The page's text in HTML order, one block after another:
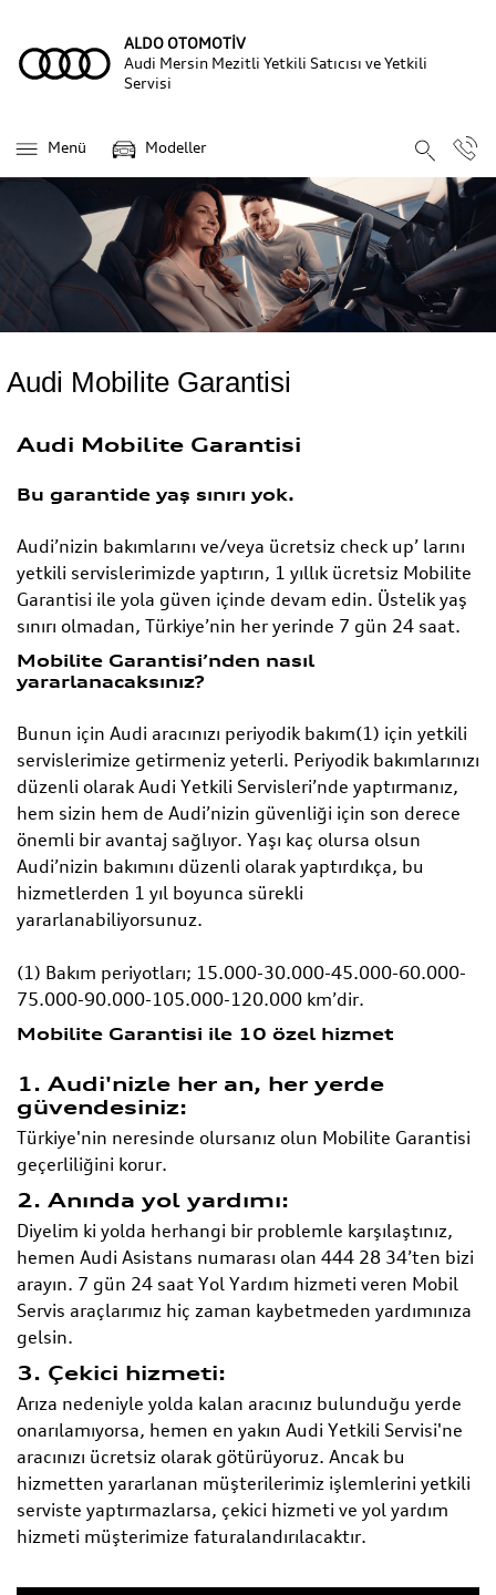
ALDO OTOMOTİV
Audi Mersin Mezitli Yetkili Satıcısı ve Yetkili
Servisi
Menü Modeller
Audi Mobilite Garantisi
Audi Mobilite Garantisi
Bu garantide yaş sınırı yok.
Audi’nizin bakımlarını ve/veya ücretsiz check up’ larını
yetkili servislerimizde yaptırın, 1 yıllık ücretsiz Mobilite
Garantisi ile yola güven içinde devam edin. Üstelik yaş
sınırı olmadan, Türkiye’nin her yerinde 7 gün 24 saat.
Mobilite Garantisi’nden nasıl
yararlanacaksınız?
Bunun için Audi aracınızı periyodik bakım(1) için yetkili
servislerimize getirmeniz yeterli. Periyodik bakımlarınızı
düzenli olarak Audi Yetkili Servisleri’nde yaptırmanız,
hem sizin hem de Audi’nizin güvenliği için son derece
önemli bir avantaj sağlıyor. Yaşı kaç olursa olsun
Audi’nizin bakımını düzenli olarak yaptırdıkça, bu
hizmetlerden 1 yıl boyunca sürekli
yararlanabiliyorsunuz.
(1) Bakım periyotları; 15.000-30.000-45.000-60.000-
75.000-90.000-105.000-120.000 km’dir.
Mobilite Garantisi ile 10 özel hizmet
1. Audi'nizle her an, her yerde
güvendesiniz:
Türkiye'nin neresinde olursanız olun Mobilite Garantisi
geçerliliğini korur.
2. Anında yol yardımı:
Diyelim ki yolda herhangi bir problemle karşılaştınız,
hemen Audi Asistans numarası olan 444 28 34’ten bizi
arayın. 7 gün 24 saat Yol Yardım hizmeti veren Mobil
Servis araçlarımız hiç zaman kaybetmeden yardımınıza
gelsin.
3. Çekici hizmeti:
Arıza nedeniyle yolda kalan aracınız bulunduğu yerde
onarılamıyorsa, hemen en yakın Audi Yetkili Servisi'ne
aracınızı ücretsiz olarak götürüyoruz. Ancak bu
hizmetten yararlanan müşterilerimiz işlemlerini yetkili
serviste yaptırmazlarsa, çekici hizmeti ve yol yardım
hizmeti müşterimize faturalandırılacaktır.